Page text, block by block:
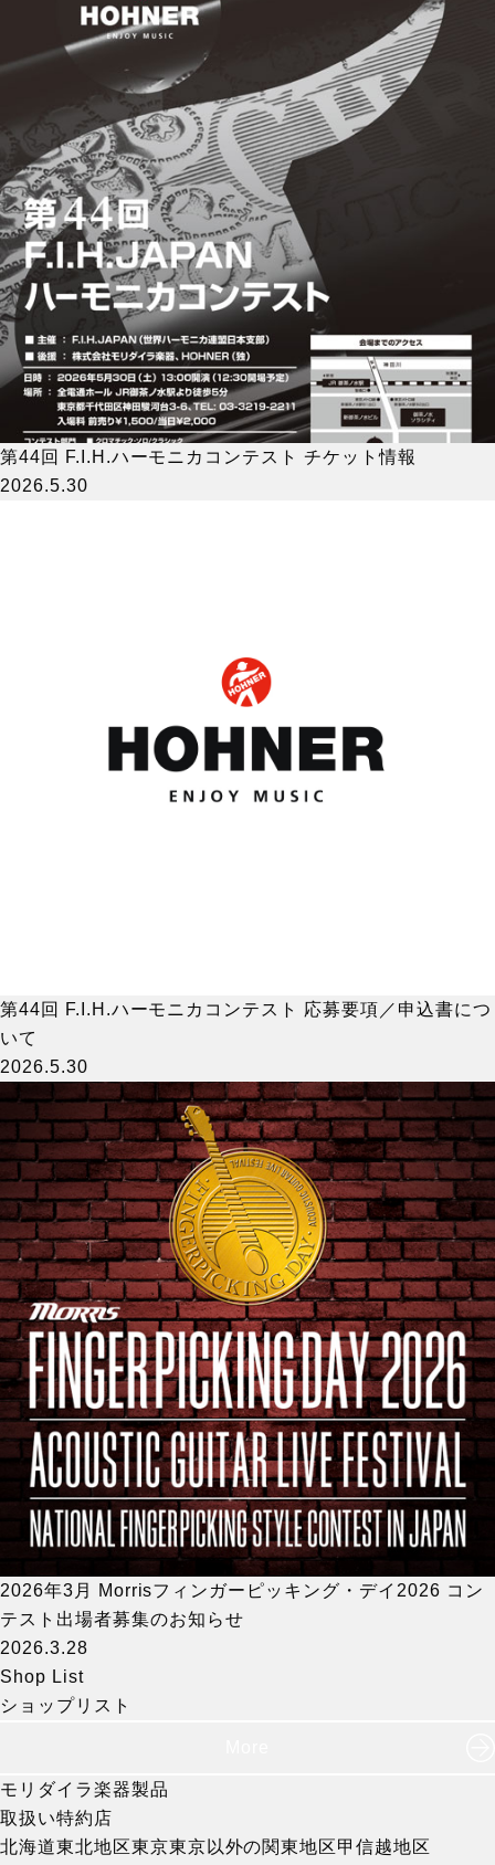
第44回 F.I.H.ハーモニカコンテスト チケット情報
2026.5.30
第44回 F.I.H.ハーモニカコンテスト 応募要項／申込書につ
いて
2026.5.30
2026年3月 Morrisフィンガーピッキング・デイ2026 コン
テスト出場者募集のお知らせ
2026.3.28
Shop List
ショップリスト
モリダイラ楽器製品
取扱い特約店
北海道東北地区東京東京以外の関東地区甲信越地区